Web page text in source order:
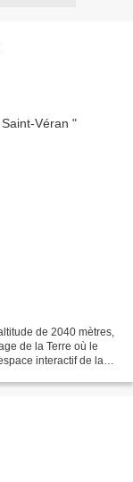
de 2040 mètres,
de la Terre où le
interactif de la